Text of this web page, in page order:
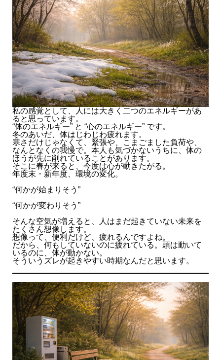
私の感覚として、人には大きく二つのエネルギーがあ
ると思っています。
“体のエネルギー” と “心のエネルギー” です。
冬のあいだ、体はじわじわ疲れます。
寒さだけじゃなくて、緊張や、こまごました負荷や、
なんとなくの我慢で。本人も気づかないうちに、体の
ほうが先に削れていることがあります。
そこに春が来ると、今度は心が動きたがる。
年度末・新年度、環境の変化。
“何かが始まりそう”
“何かが変わりそう”
そんな空気が増えると、人はまだ起きていない未来を
たくさん想像します。
想像って、便利だけど、疲れるんですよね。
だから、何もしていないのに疲れている。頭は動いて
いるのに、体が動かない。
そういうズレが起きやすい時期なんだと思います。